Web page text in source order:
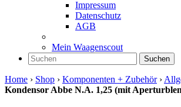
Impressum
Datenschutz
AGB
Mein Waagenscout
Suchen
Home › Shop › Komponenten + Zubehör›
Kondensor Abbe N.A. 1,25 (mit